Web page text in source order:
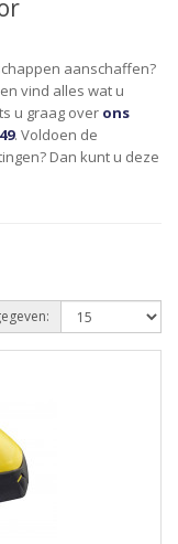
aanschaffen?
vind alles wat u
u graag over ons
. Voldoen de
Dan kunt u deze